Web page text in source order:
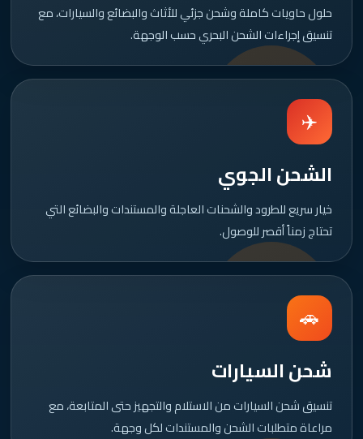
حلول حاويات كاملة وشحن جزئي للأثاث والبضائع والسيارات، مع
تنسيق إجراءات الشحن البحري حسب الوجهة.
✈️
الشحن الجوي
خيار سريع للطرود والشحنات العاجلة والمستندات والبضائع التي
تحتاج زمناً أقصر للوصول.
🚗
شحن السيارات
تنسيق شحن السيارات من الاستلام والتجهيز حتى المتابعة، مع
مراعاة متطلبات الشحن والمستندات لكل وجهة.